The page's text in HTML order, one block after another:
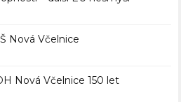
Nová Včelnice
Nová Včelnice 150 let